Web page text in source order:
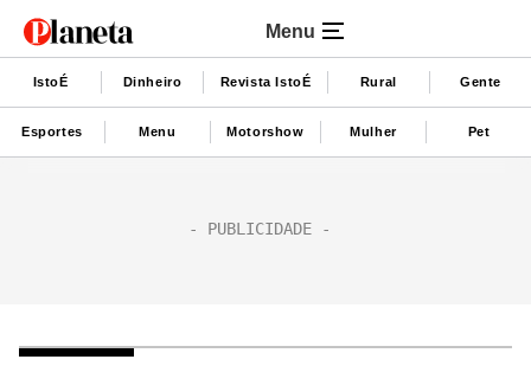
Menu
IstoÉ Dinheiro Revista IstoÉ Rural Gente
Esportes Menu Motorshow Mulher Pet